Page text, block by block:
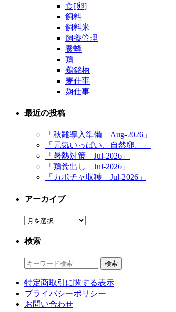
食[卵]
飼料
飼料米
飼養管理
養蜂
鶏
鶏銘柄
麦仕事
麹仕事
最近の投稿
「秋雛導入準備 Aug-2026」
「元気いっぱい、自然卵。」
「暑熱対策 Jul-2026」
「鶏糞出し Jul-2026」
「カボチャ収穫 Jul-2026」
アーカイブ
ア
カ
ブ
検索
特定商取引に関する表示
プライバシーポリシー
お問い合わせ